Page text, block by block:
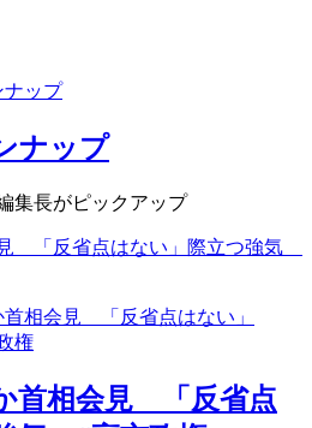
ナップ
集長がピックアップ
「反省点はない」際立つ強気
首相会見 「反省点